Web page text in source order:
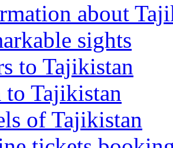
about
sights
to Tajikistan
to Tajikistan
of Tajikistan